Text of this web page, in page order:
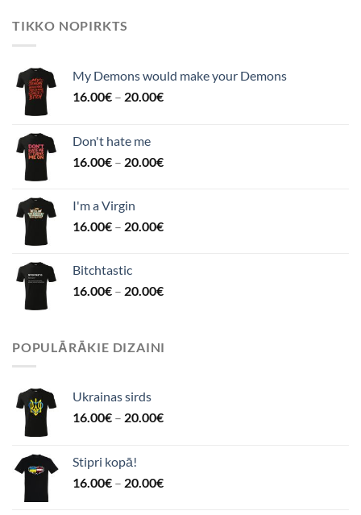
TIKKO NOPIRKTS
My Demons would make your Demons
16.00€ – 20.00€
Don't hate me
16.00€ – 20.00€
I'm a Virgin
16.00€ – 20.00€
Bitchtastic
16.00€ – 20.00€
POPULĀRĀKIE DIZAINI
Ukrainas sirds
16.00€ – 20.00€
Stipri kopā!
16.00€ – 20.00€